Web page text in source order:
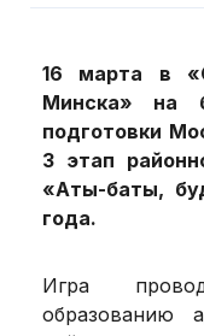
16 марта в
Минска» на
подготовки
3 этап
«Аты-баты,
года.
Игра
образованию